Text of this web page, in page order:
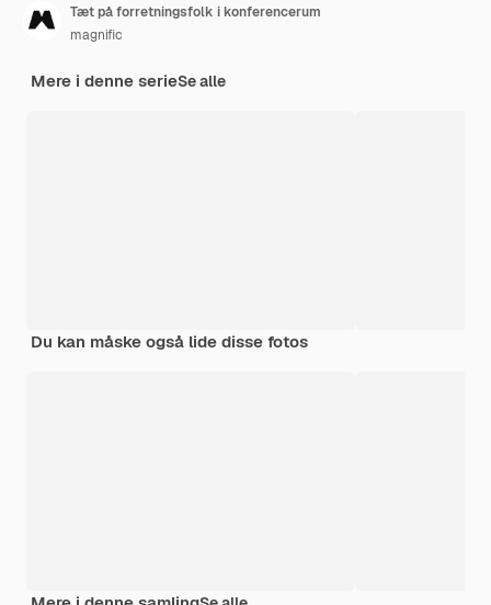
Tæt på forretningsfolk i konferencerum
magnific
Mere i denne serieSe alle
Du kan måske også lide disse fotos